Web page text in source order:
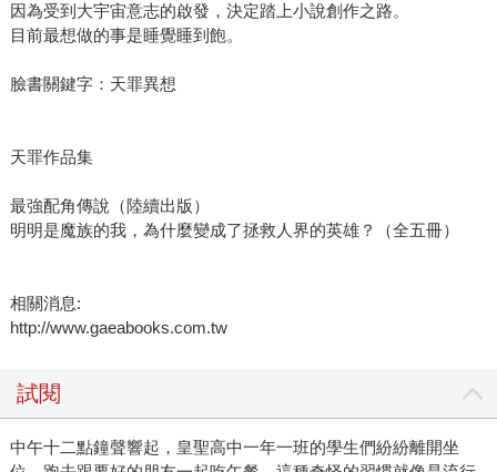
因為受到大宇宙意志的啟發，決定踏上小說創作之路。
目前最想做的事是睡覺睡到飽。
臉書關鍵字：天罪異想
天罪作品集
最強配角傳說（陸續出版）
明明是魔族的我，為什麼變成了拯救人界的英雄？（全五冊）
相關消息:
http://www.gaeabooks.com.tw
試閱
中午十二點鐘聲響起，皇聖高中一年一班的學生們紛紛離開坐